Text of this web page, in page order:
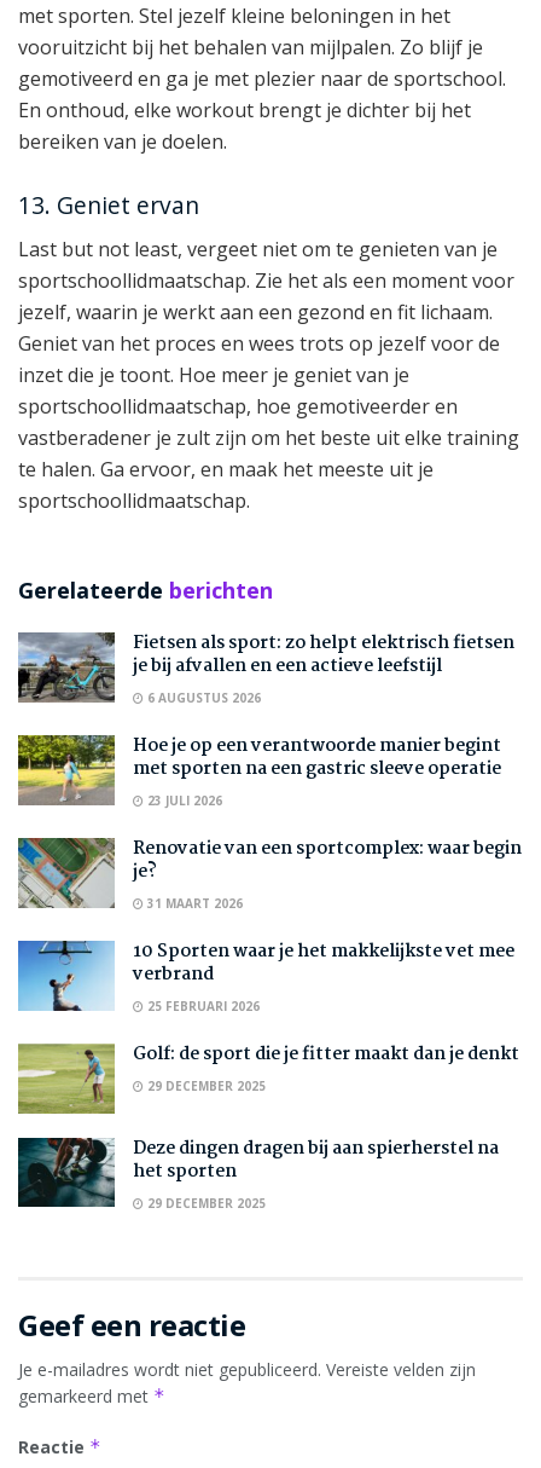
met sporten. Stel jezelf kleine beloningen in het
vooruitzicht bij het behalen van mijlpalen. Zo blijf je
gemotiveerd en ga je met plezier naar de sportschool.
En onthoud, elke workout brengt je dichter bij het
bereiken van je doelen.
13. Geniet ervan
Last but not least, vergeet niet om te genieten van je
sportschoollidmaatschap. Zie het als een moment voor
jezelf, waarin je werkt aan een gezond en fit lichaam.
Geniet van het proces en wees trots op jezelf voor de
inzet die je toont. Hoe meer je geniet van je
sportschoollidmaatschap, hoe gemotiveerder en
vastberadener je zult zijn om het beste uit elke training
te halen. Ga ervoor, en maak het meeste uit je
sportschoollidmaatschap.
Gerelateerde berichten
Fietsen als sport: zo helpt elektrisch fietsen
je bij afvallen en een actieve leefstijl
6 AUGUSTUS 2026
Hoe je op een verantwoorde manier begint
met sporten na een gastric sleeve operatie
23 JULI 2026
Renovatie van een sportcomplex: waar begin
je?
31 MAART 2026
10 Sporten waar je het makkelijkste vet mee
verbrand
25 FEBRUARI 2026
Golf: de sport die je fitter maakt dan je denkt
29 DECEMBER 2025
Deze dingen dragen bij aan spierherstel na
het sporten
29 DECEMBER 2025
Geef een reactie
Je e-mailadres wordt niet gepubliceerd. Vereiste velden zijn
gemarkeerd met *
Reactie *